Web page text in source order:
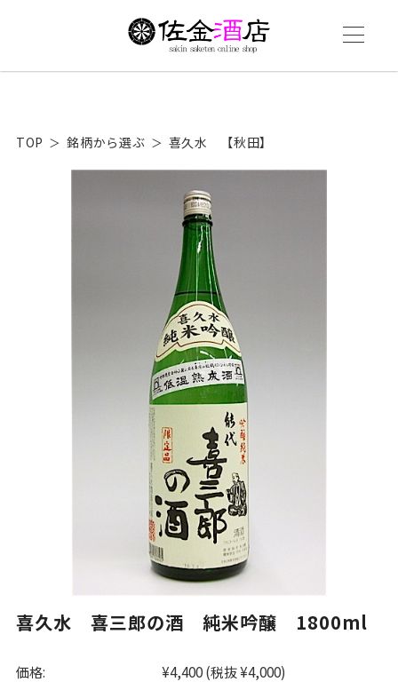
TOP 銘柄から選ぶ 喜久水 【秋田】
喜久水 喜三郎の酒 純米吟醸 1800ml
価格: ¥4,400(税抜 ¥4,000)